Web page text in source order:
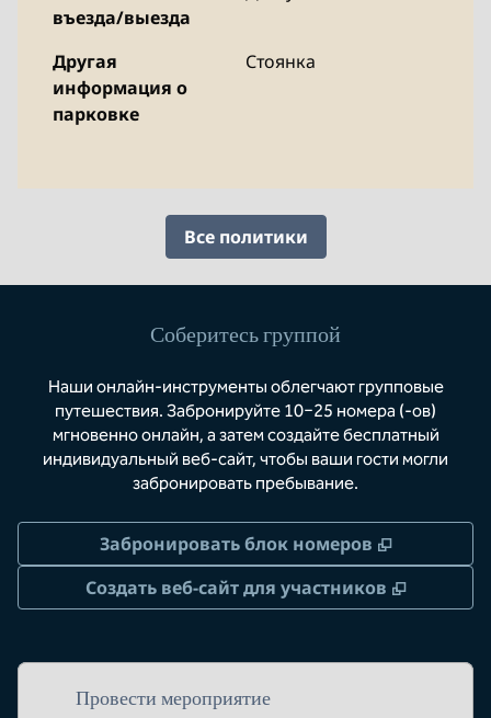
въезда/выезда
Другая
информация о
парковке
Стоянка
Все политики
Соберитесь группой
Наши онлайн-инструменты облегчают групповые
путешествия. Забронируйте 10−25 номера (-ов)
мгновенно онлайн, а затем создайте бесплатный
индивидуальный веб-сайт, чтобы ваши гости могли
забронировать пребывание.
Забронировать блок номеров ,
Создать веб-сайт для участников
,
Провести мероприятие